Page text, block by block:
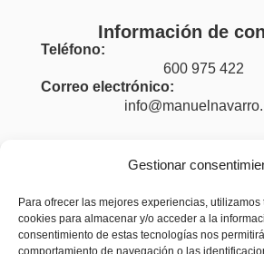
Gestionar
Para ofrecer las mejores experiencias,
cookies para almacenar y/o acceder a la
consentimiento de estas tecnologías nos
comportamiento de navegación o las
Información de
Teléfono:
600 975 422
Correo electrónico:
Aviso legal